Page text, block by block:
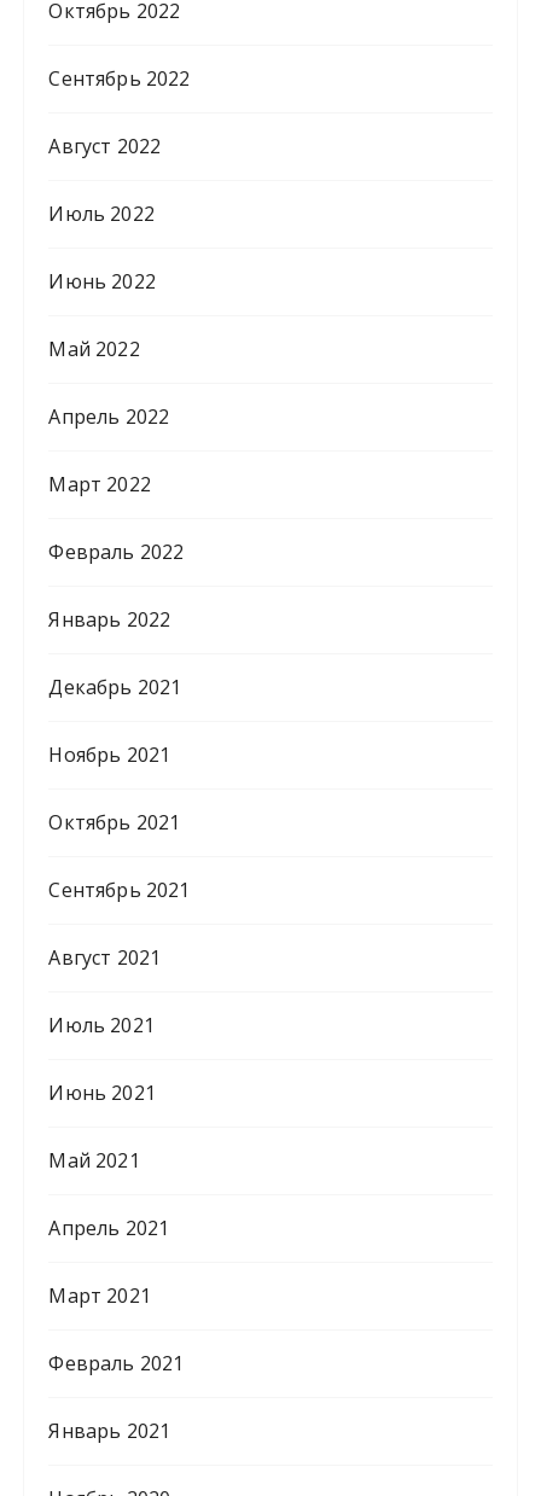
Октябрь 2022
Сентябрь 2022
Август 2022
Июль 2022
Июнь 2022
Май 2022
Апрель 2022
Март 2022
Февраль 2022
Январь 2022
Декабрь 2021
Ноябрь 2021
Октябрь 2021
Сентябрь 2021
Август 2021
Июль 2021
Июнь 2021
Май 2021
Апрель 2021
Март 2021
Февраль 2021
Январь 2021